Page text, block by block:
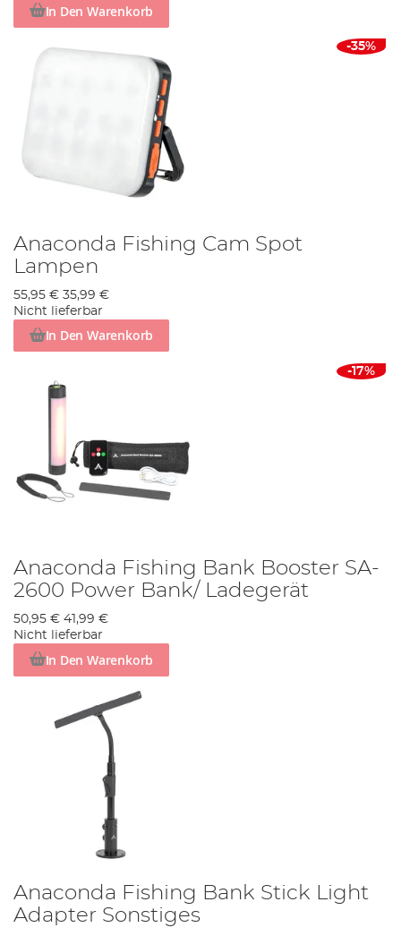
In Den Warenkorb
-35%
Anaconda Fishing Cam Spot
Lampen
55,95 € 35,99 €
Nicht lieferbar
In Den Warenkorb
-17%
Anaconda Fishing Bank Booster SA-
2600 Power Bank/ Ladegerät
50,95 € 41,99 €
Nicht lieferbar
In Den Warenkorb
Anaconda Fishing Bank Stick Light
Adapter Sonstiges